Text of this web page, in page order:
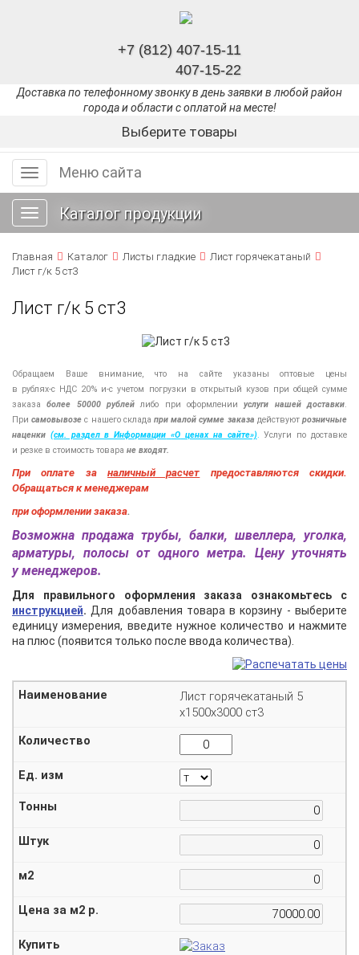
+7 (812) 407-15-11
407-15-22
Доставка по телефонному звонку в день заявки в любой район
города и области с оплатой на месте!
Выберите товары
Меню
сайта
Меню сайта
Toggle
navigation
Каталог продукции
Главная Каталог Листы гладкие
Лист горячекатаный
Лист г/к 5 ст3
Лист г/к 5 ст3
Обращаем Ваше внимание, что на сайте указаны оптовые цены
в рублях-с НДС 20% и-с учетом погрузки в открытый кузов при общей сумме
заказаболее 50000 рублей либо при оформленииуслуги нашейдоставки.
Присамовывозе с нашего складапри малой сумме заказа действуютрозничные
наценки (см. раздел в Информации «О ценах на сайте»). Услуги по доставке
и резке в стоимость товара не входят.
При оплате за наличный расчет предоставляютсяскидки.
Обращаться к менеджерам
при оформлении заказа.
Возможна продажа трубы, балки, швеллера, уголка,
арматуры, полосы от одного метра. Цену уточнять
у менеджеров.
Для правильного оформления заказа ознакомьтесь с
инструкцией. Для добавления товара в корзину - выберите
единицу измерения, введите нужное количество и нажмите
на плюс (появится только после ввода количества).
Лист горячекатаный 5
х1500х3000 ст3